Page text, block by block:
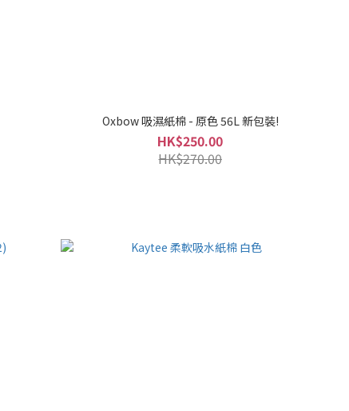
Oxbow 吸濕紙棉 - 原色 56L 新包裝!
HK$250.00
HK$270.00